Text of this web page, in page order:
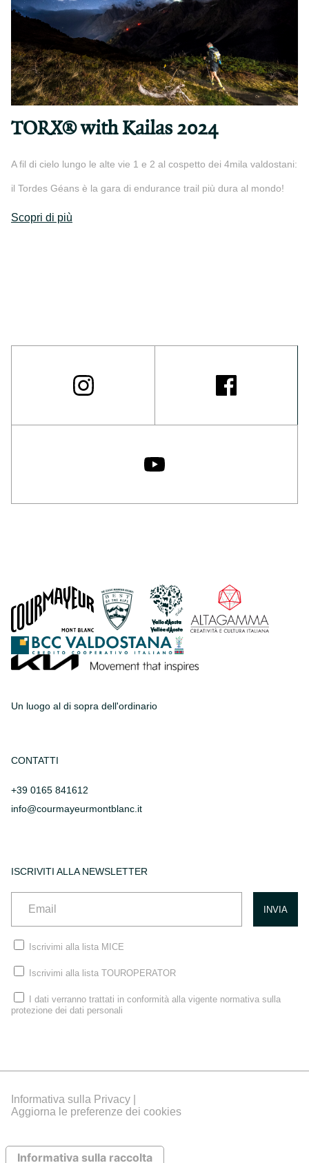
TORX® with Kailas 2024
A fil di cielo lungo le alte vie 1 e 2 al cospetto dei 4mila valdostani:
il Tordes Géans è la gara di endurance trail più dura al mondo!
Scopri di più
Un luogo al di sopra dell'ordinario
CONTATTI
+39 0165 841612
info@courmayeurmontblanc.it
ISCRIVITI ALLA NEWSLETTER
Iscrivimi alla lista MICE
Iscrivimi alla lista TOUROPERATOR
I dati verranno trattati in conformità alla vigente normativa sulla
protezione dei dati personali
Informativa sulla Privacy |
Aggiorna le preferenze dei cookies
Informativa sulla raccolta